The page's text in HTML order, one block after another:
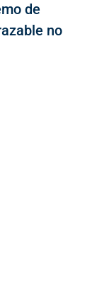
de
no